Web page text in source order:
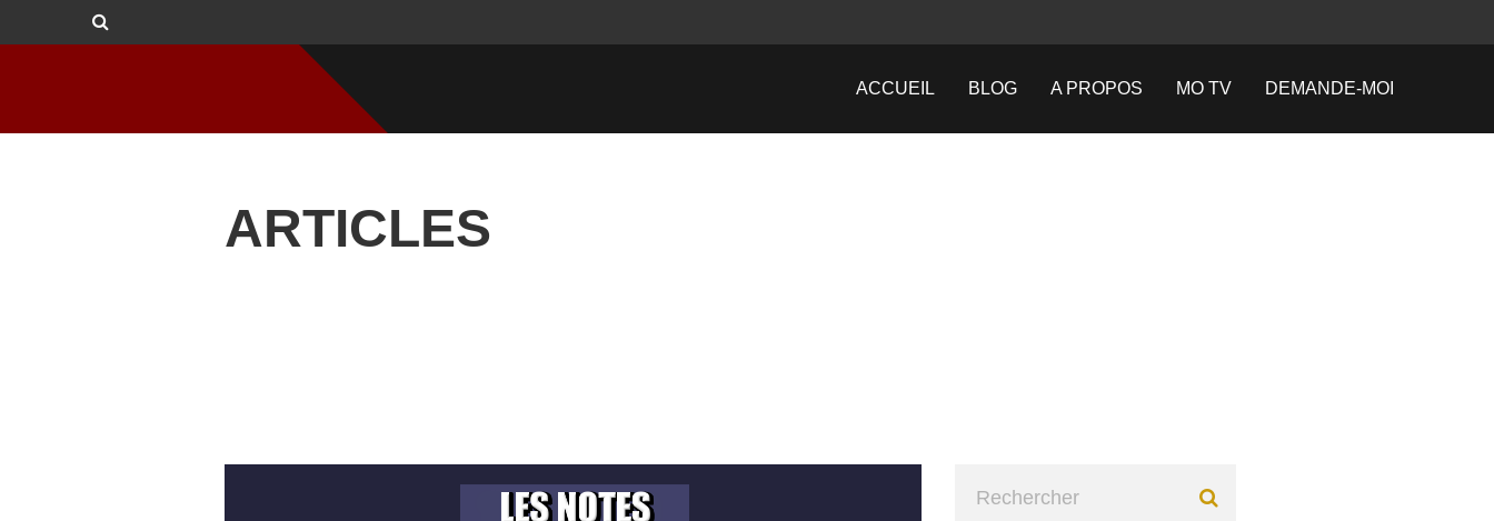
ACCUEIL BLOG A PROPOS MO TV DEMANDE-MOI
ARTICLES